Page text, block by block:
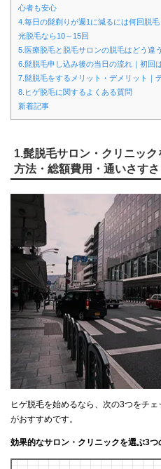
心者も安心
4.毎日の髭剃りが週1に減るには何回脱
光脱毛なら10～15回
5.医療脱毛と脱毛サロンの脱毛はどう違
6.髭脱毛申し込み後の当日の流れ｜初回
7.髭脱毛をするメリット・デメリット｜
8.ヒゲ脱毛に関するよくある質問
新着記事
1.髭脱毛サロン・クリニッ
方法・総額費用・通いさすさ
ヒゲ脱毛を始めるなら、次の3つをチ
がおすすめです。
効果的なサロン・クリニックを選ぶ3つ